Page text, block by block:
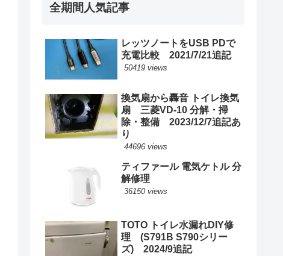
全期間人気記事
レッツノートをUSB PDで
充電比較 2021/7/21追記
50419 views
換気扇から轟音 トイレ換気
扇 三菱VD-10 分解・掃
除・整備 2023/12/7追記あ
り
44696 views
ティファール 電気ケトル 分
解修理
36150 views
TOTO トイレ水漏れDIY修
理 (S791B S790シリー
ズ) 2024/9追記